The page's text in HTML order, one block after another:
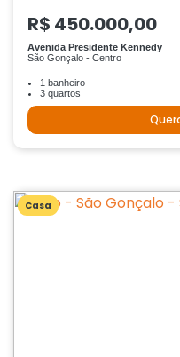
R$ 450.000,00
Avenida Presidente Kennedy
São Gonçalo - Centro
1 banheiro
3 quartos
Casa